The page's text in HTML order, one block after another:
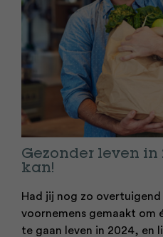
Gezonder leven in
kan!
Had jij nog zo
voornemens gemaakt om
te gaan leven in 2024, en